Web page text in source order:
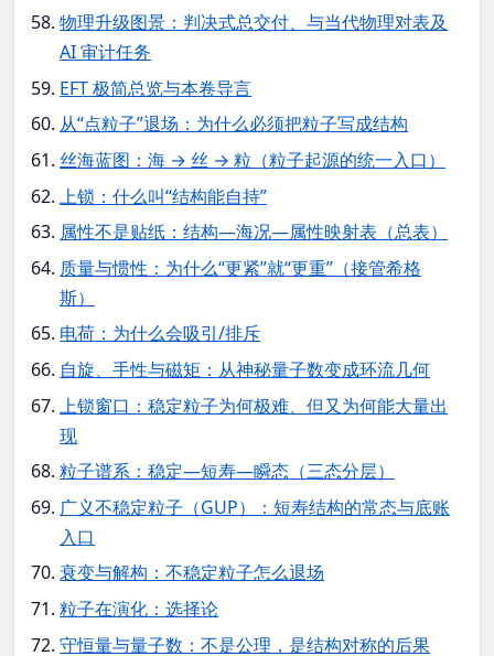
物理升级图景：判决式总交付、与当代物理对表及
AI 审计任务
EFT 极简总览与本卷导言
从“点粒子”退场：为什么必须把粒子写成结构
丝海蓝图：海 → 丝 → 粒（粒子起源的统一入口）
上锁：什么叫“结构能自持”
属性不是贴纸：结构—海况—属性映射表（总表）
质量与惯性：为什么“更紧”就“更重”（接管希格
斯）
电荷：为什么会吸引/排斥
自旋、手性与磁矩：从神秘量子数变成环流几何
上锁窗口：稳定粒子为何极难、但又为何能大量出
现
粒子谱系：稳定—短寿—瞬态（三态分层）
广义不稳定粒子（GUP）：短寿结构的常态与底账
入口
衰变与解构：不稳定粒子怎么退场
粒子在演化：选择论
守恒量与量子数：不是公理，是结构对称的后果